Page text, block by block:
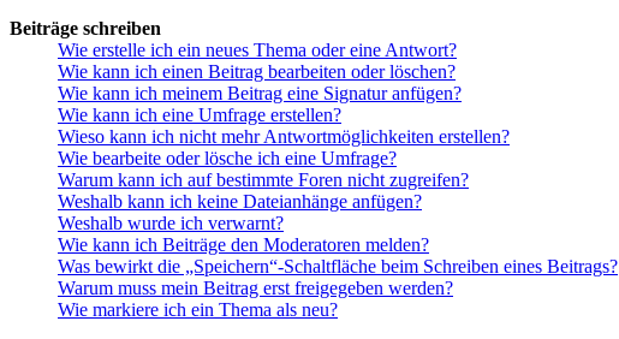
Beiträge schreiben
Wie erstelle ich ein neues Thema oder eine Antwort?
Wie kann ich einen Beitrag bearbeiten oder löschen?
Wie kann ich meinem Beitrag eine Signatur anfügen?
Wie kann ich eine Umfrage erstellen?
Wieso kann ich nicht mehr Antwortmöglichkeiten erstellen?
Wie bearbeite oder lösche ich eine Umfrage?
Warum kann ich auf bestimmte Foren nicht zugreifen?
Weshalb kann ich keine Dateianhänge anfügen?
Weshalb wurde ich verwarnt?
Wie kann ich Beiträge den Moderatoren melden?
Was bewirkt die „Speichern“-Schaltfläche beim Schreiben eines Beitrags?
Warum muss mein Beitrag erst freigegeben werden?
Wie markiere ich ein Thema als neu?